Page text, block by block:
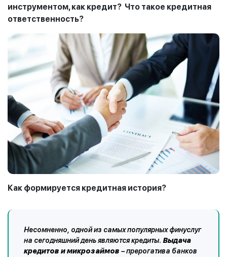
инструментом, как кредит? Что такое кредитная
ответственность?
Как формируется кредитная история?
Несомненно, одной из самых популярных финуслуг
на сегодняшний день являются кредиты. Выдача
кредитов и микрозаймов – прерогатива банков